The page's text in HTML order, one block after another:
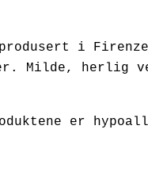
produsert i
Milde, herlig
er